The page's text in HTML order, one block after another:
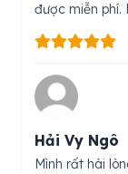
được miễn phí.
Hải Vy Ngô
Mình rất hài